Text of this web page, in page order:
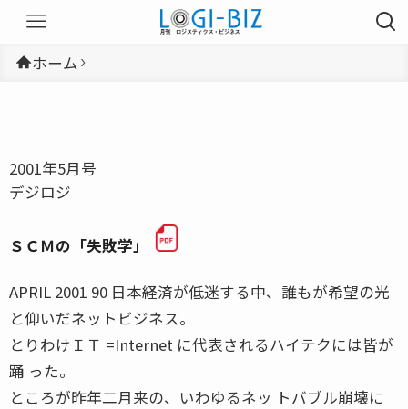
ホーム
2001年5月号
デジロジ
ＳＣＭの「失敗学」
APRIL 2001 90 日本経済が低迷する中、誰もが希望の光
と仰いだネットビジネス。
とりわけＩＴ =Internet に代表されるハイテクには皆が
踊 った。
ところが昨年二月来の、いわゆるネッ トバブル崩壊に